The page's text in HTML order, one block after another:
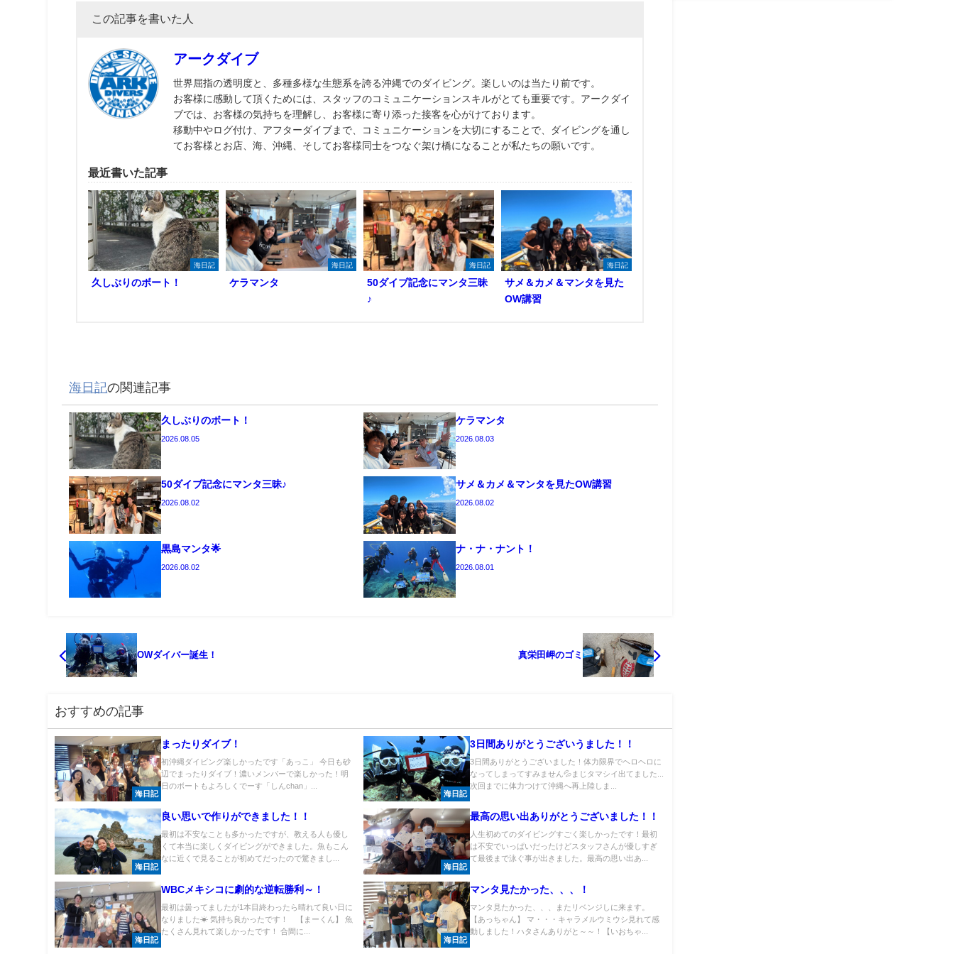
この記事を書いた人
アークダイブ
世界屈指の透明度と、多種多様な生態系を誇る沖縄でのダイビング。楽しいのは当たり前です。
お客様に感動して頂くためには、スタッフのコミュニケーションスキルがとても重要です。アークダイ
ブでは、お客様の気持ちを理解し、お客様に寄り添った接客を心がけております。
移動中やログ付け、アフターダイブまで、コミュニケーションを大切にすることで、ダイビングを通し
てお客様とお店、海、沖縄、そしてお客様同士をつなぐ架け橋になることが私たちの願いです。
最近書いた記事
海日記
久しぶりのボート！
海日記
ケラマンタ
海日記
50ダイブ記念にマンタ三昧
♪
海日記
サメ＆カメ＆マンタを見た
OW講習
海日記の関連記事
久しぶりのボート！
2026.08.05
ケラマンタ
2026.08.03
50ダイブ記念にマンタ三昧♪
2026.08.02
サメ＆カメ＆マンタを見たOW講習
2026.08.02
黒島マンタ🌟
2026.08.02
ナ・ナ・ナント！
2026.08.01
OWダイバー誕生！ 真栄田岬のゴミ
おすすめの記事
海日記
まったりダイブ！
初沖縄ダイビング楽しかったです「あっこ」 今日も砂
辺でまったりダイブ！濃いメンバーで楽しかった！明
日のボートもよろしくでーす「しんchan」...
海日記
3日間ありがとうございうました！！
3日間ありがとうございました！体力限界でヘロヘロに
なってしまってすみません💦まじタマシイ出てました...
次回までに体力つけて沖縄へ再上陸しま...
海日記
良い思いで作りができました！！
最初は不安なことも多かったですが、教える人も優し
くて本当に楽しくダイビングができました。魚もこん
なに近くで見ることが初めてだったので驚きまし...
海日記
最高の思い出ありがとうございました！！
人生初めてのダイビングすごく楽しかったです！最初
は不安でいっぱいだったけどスタッフさんが優しすぎ
て最後まで泳ぐ事が出きました。最高の思い出あ...
海日記
WBCメキシコに劇的な逆転勝利～！
最初は曇ってましたが1本目終わったら晴れて良い日に
なりました☀ 気持ち良かったです！ 【まーくん】 魚
たくさん見れて楽しかったです！ 合間に...
海日記
マンタ見たかった、、、！
マンタ見たかった、、、またリベンジしに来ます。
【あっちゃん】 マ・・・キャラメルウミウシ見れて感
動しました！ハタさんありがと～～！【いおちゃ...